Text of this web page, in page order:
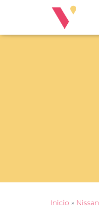
Inicio » Nissan